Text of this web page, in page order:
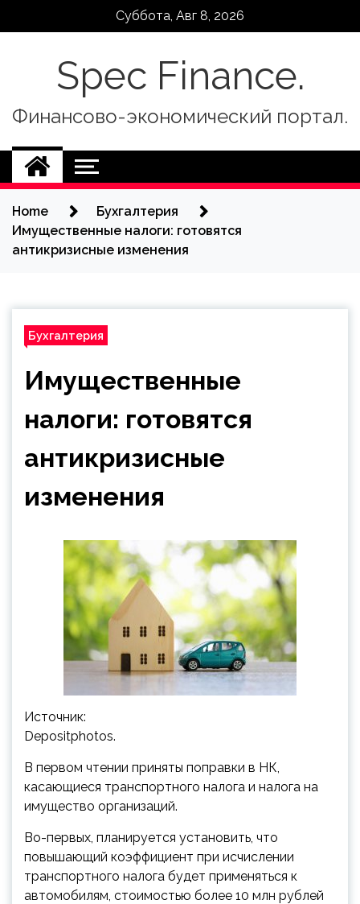
Суббота, Авг 8, 2026
Spec Finance.
Финансово-экономический портал.
Home
Бухгалтерия
Имущественные налоги: готовятся
антикризисные изменения
Бухгалтерия
Имущественные
налоги: готовятся
антикризисные
изменения
Источник:
Depositphotos.
В первом чтении приняты поправки в НК,
касающиеся транспортного налога и налога на
имущество организаций.
Во-первых, планируется установить, что
повышающий коэффициент при исчислении
транспортного налога будет применяться к
автомобилям, стоимостью более 10 млн рублей